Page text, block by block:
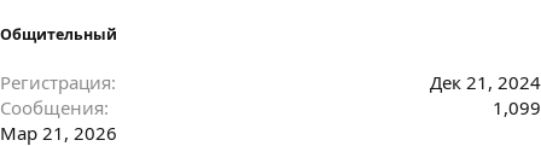
Общительный
Регистрация
Дек 21, 2024
Сообщения
1,099
Мар 21, 2026